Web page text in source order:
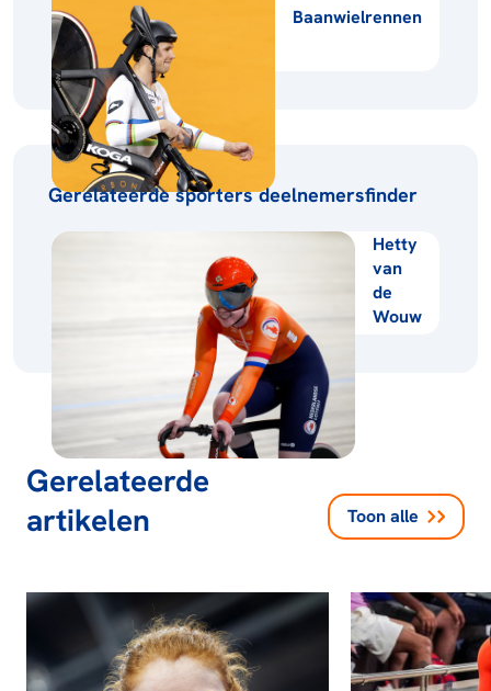
Baanwielrennen
Gerelateerde sporters deelnemersfinder
Hetty
van
de
Wouw
Gerelateerde
artikelen
Toon alle